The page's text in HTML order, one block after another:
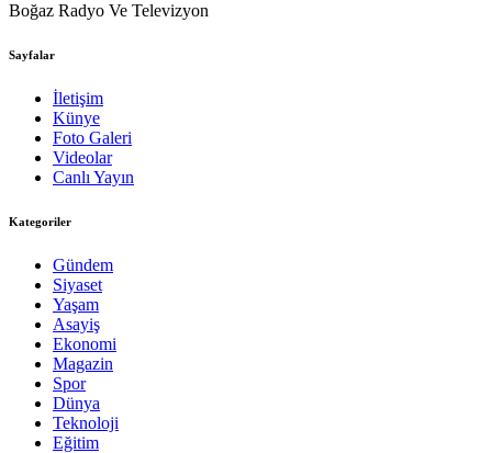
Boğaz Radyo Ve Televizyon
Sayfalar
İletişim
Künye
Foto Galeri
Videolar
Canlı Yayın
Kategoriler
Gündem
Siyaset
Yaşam
Asayiş
Ekonomi
Magazin
Spor
Dünya
Teknoloji
Eğitim